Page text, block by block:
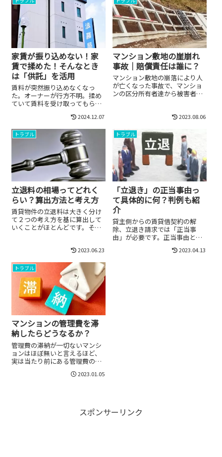
家賃が振り込めない！家
賃で揉めた！そんなとき
は「供託」を活用
賃料が突然振り込めなくなっ
た。オーナーが行方不明。揉め
ていて賃料を受け取ってもらえ
を確保するための手段として
「供託」という手段がありま
す。
2024.12.07
マンション敷地の崖崩れ
事故｜賠償責任は誰に？
マンション敷地の崩落により人
が亡くなった事故で、マンショ
ンの区分所有者達から被害者へ
任について解説します。2023.08.06
トラブル
立退料の相場ってどれく
らい？算出方法と考え方
賃貸物件の立退料は大きく分け
て２つの考え方を基に算出して
いくことがほとんどです。その
2023.06.23
トラブル
「立退き」の正当事由っ
て具体的に何？判例も紹
介
貸主側からの賃貸借契約の解
除、立退き請求では「正当事
由」が必要です。正当事由とは
具体的にどのようなことでしょ
うか？判例も交え解説します。
2023.04.13
トラブル
マンションの管理費を滞
納したらどうなるか？
管理費の滞納が一切ないマンシ
ョンはほぼ無いと言えるほど、
実は当たり前にある管理費の滞
ういったことが起こるか解説し
2023.01.05
スポンサーリンク